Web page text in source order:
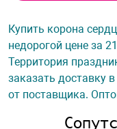
Купить корона
недорогой цене за
Территория
заказать доставку
от поставщика.